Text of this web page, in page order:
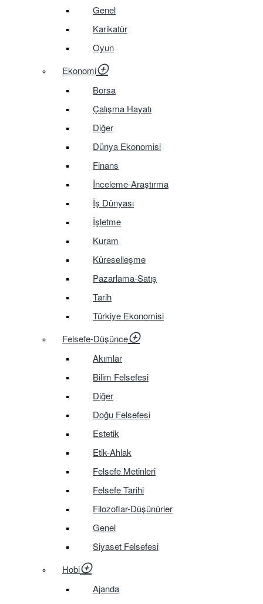
Genel
Karikatür
Oyun
Ekonomi
Borsa
Çalışma Hayatı
Diğer
Dünya Ekonomisi
Finans
İnceleme-Araştırma
İş Dünyası
İşletme
Kuram
Küreselleşme
Pazarlama-Satış
Tarih
Türkiye Ekonomisi
Felsefe-Düşünce
Akımlar
Bilim Felsefesi
Diğer
Doğu Felsefesi
Estetik
Etik-Ahlak
Felsefe Metinleri
Felsefe Tarihi
Filozoflar-Düşünürler
Genel
Siyaset Felsefesi
Hobi
Ajanda